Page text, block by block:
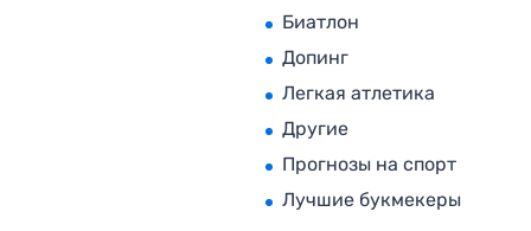
Биатлон
Допинг
Легкая атлетика
Другие
Прогнозы на спорт
Лучшие букмекеры